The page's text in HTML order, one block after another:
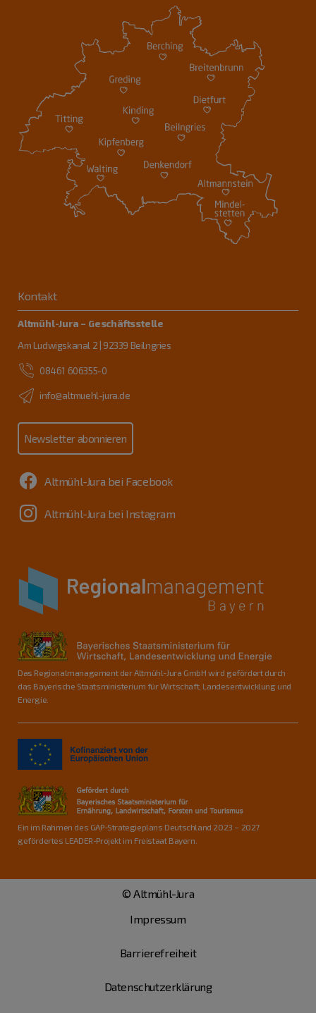
Kontakt
Altmühl-Jura – Geschäftsstelle
Am Ludwigskanal 2 | 92339 Beilngries
08461 606355-0
info@altmuehl-jura.de
Newsletter abonnieren
Altmühl-Jura bei Facebook
Altmühl-Jura bei Instagram
Das Regionalmanagement der Altmühl-Jura GmbH wird gefördert durch
das Bayerische Staatsministerium für Wirtschaft, Landesentwicklung und
Energie.
Ein im Rahmen des GAP-Strategieplans Deutschland 2023 – 2027
gefördertes LEADER-Projekt im Freistaat Bayern.
© Altmühl-Jura
Impressum
Barrierefreiheit
Datenschutzerklärung